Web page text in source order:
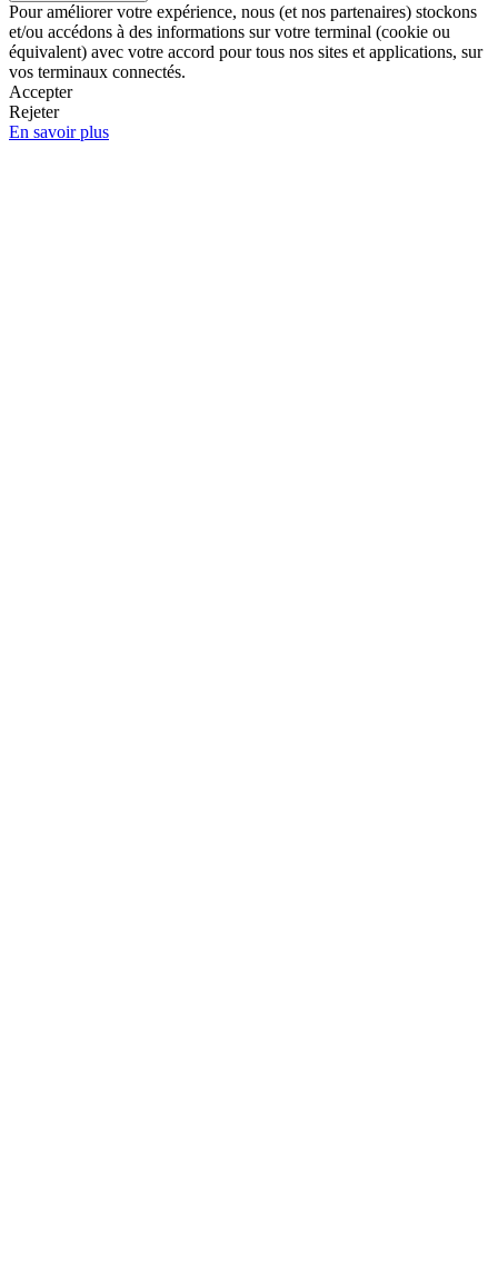
Pour améliorer votre expérience, nous (et nos partenaires) stockons
et/ou accédons à des informations sur votre terminal (cookie ou
équivalent) avec votre accord pour tous nos sites et applications, sur
vos terminaux connectés.
Accepter
Rejeter
En savoir plus